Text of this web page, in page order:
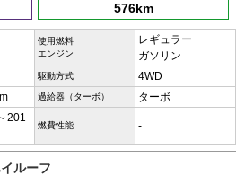
576km
使用燃料
エンジン
レギュラー
ガソリン
駆動方式 4WD
過給器（ターボ） ターボ
201
燃費性能 -
ルーフ